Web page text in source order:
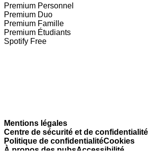
Premium Personnel
Premium Duo
Premium Famille
Premium Étudiants
Spotify Free
Mentions légales
Centre de sécurité et de confidentialité
Politique de confidentialitéCookies
À propos des pubsAccessibilité